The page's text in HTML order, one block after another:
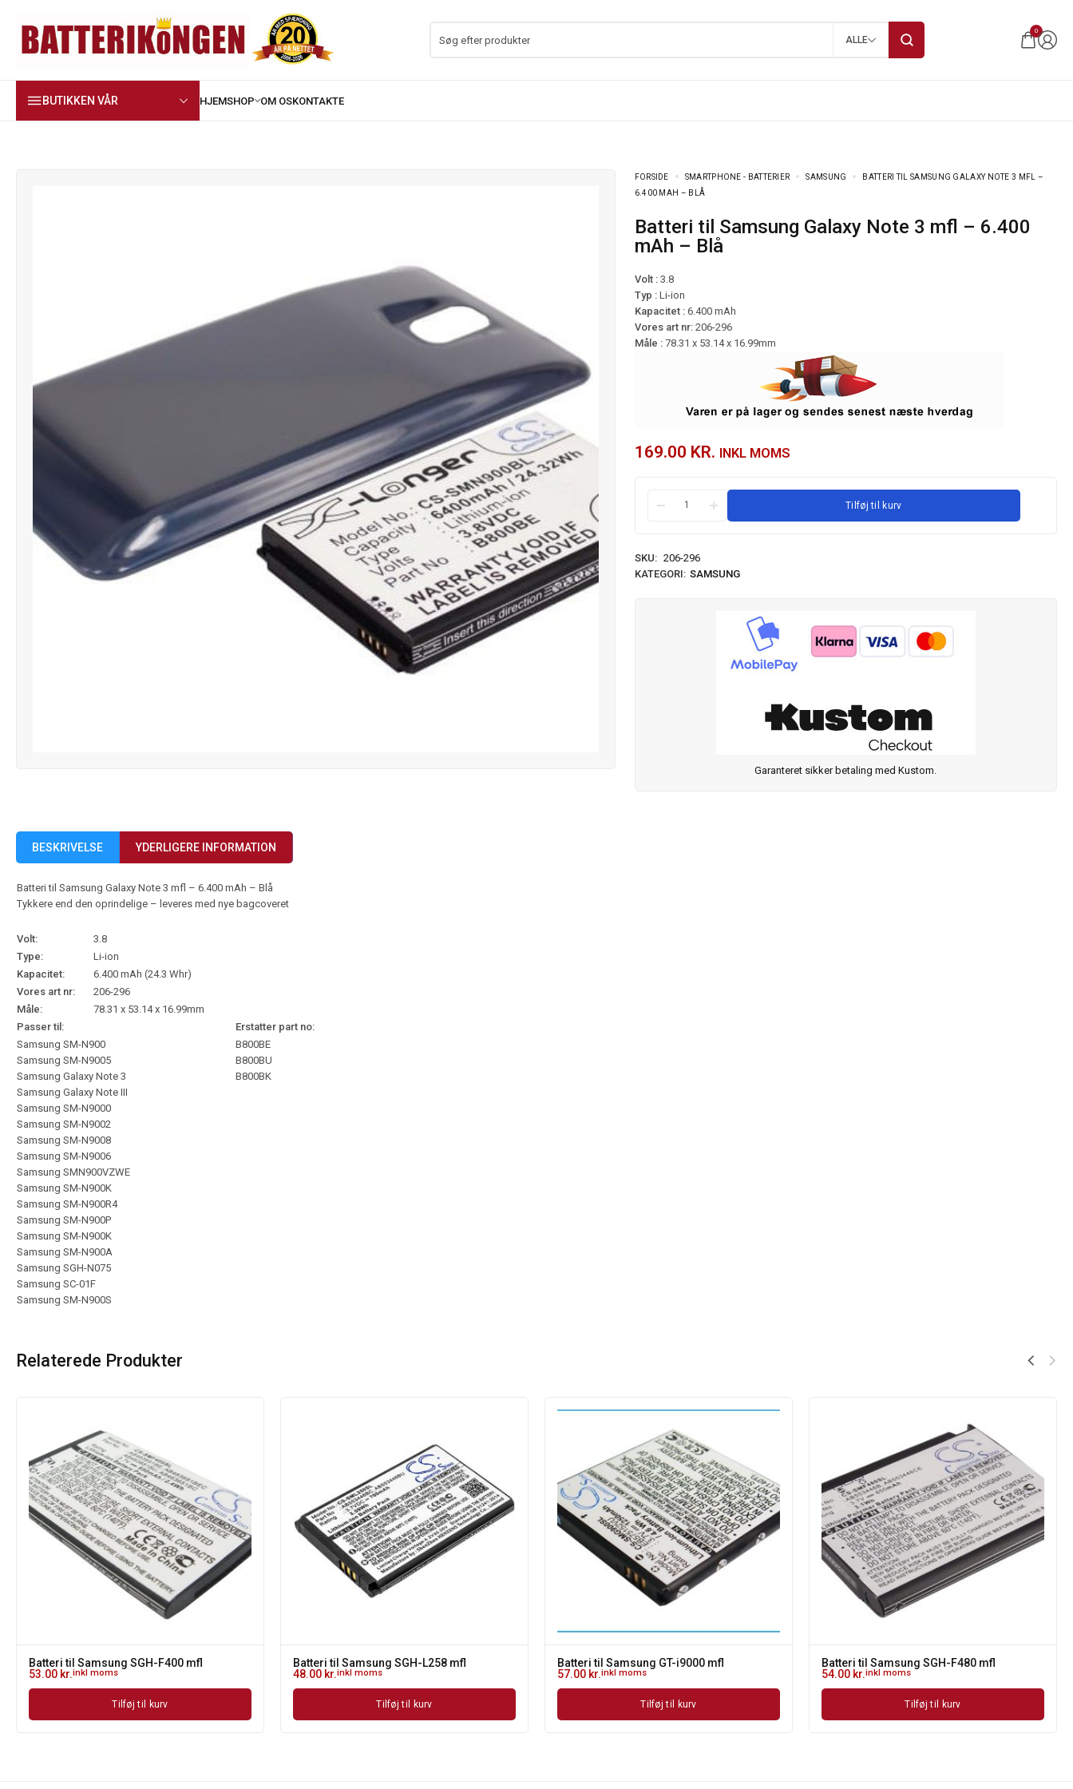
ALLE
0
BUTIKKEN VÅR
FORSIDE SMARTPHONE - BATTERIER SAMSUNG
BATTERI TIL SAMSUNG GALAXY NOTE 3 MFL –
6.400 MAH – BLÅ
Batteri til Samsung Galaxy Note 3 mfl – 6.400
mAh – Blå
Volt :3.8
Typ : Li-ion
Kapacitet : 6.400 mAh
Vores art nr: 206-296
Måle : 78.31 x 53.14 x 16.99mm
169.00 KR. INKL MOMS
Tilføj til kurv
SKU: 206-296
KATEGORI: SAMSUNG
Garanteret sikker betaling med Kustom.
BESKRIVELSE YDERLIGERE INFORMATION
Batteri til Samsung Galaxy Note 3 mfl – 6.400 mAh – Blå
Tykkere end den oprindelige – leveres med nye bagcoveret
Volt:
3.8
Type:
Li-ion
Kapacitet:
6.400 mAh (24.3 Whr)
Vores art nr:
206-296
Måle:
78.31 x 53.14 x 16.99mm
Passer til:
Erstatter part no:
Samsung SM-N900
Samsung SM-N9005
Samsung Galaxy Note 3
Samsung Galaxy Note III
Samsung SM-N9000
Samsung SM-N9002
Samsung SM-N9008
Samsung SM-N9006
Samsung SMN900VZWE
Samsung SM-N900K
Samsung SM-N900R4
Samsung SM-N900P
Samsung SM-N900K
Samsung SM-N900A
Samsung SGH-N075
Samsung SC-01F
Samsung SM-N900S
B800BE
B800BU
B800BK
Relaterede Produkter
Batteri til Samsung SGH-F400 mfl
53.00 kr.inkl moms
Tilføj til kurv
Batteri til Samsung SGH-L258 mfl
48.00 kr.inkl moms
Tilføj til kurv
Batteri til Samsung GT-i9000 mfl
57.00 kr.inkl moms
Tilføj til kurv
Batteri til Samsung SGH-F480 mfl
54.00 kr.inkl moms
Tilføj til kurv